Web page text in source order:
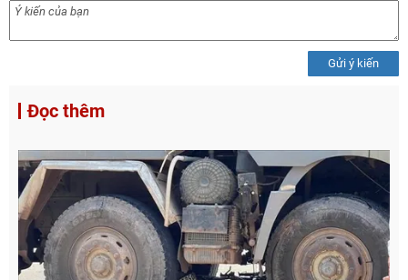
Gửi ý kiến
Đọc thêm